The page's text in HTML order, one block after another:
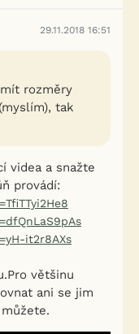
29.11.2018 16:51
rozměry
tak
videa a snažte
provádí:
it2r8AXs
většinu
ani se jim